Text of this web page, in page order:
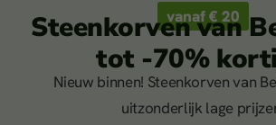
Tuinomheining
vanaf € 20
Steenkorven van
tot -70%
Nieuw binnen! Steenkorven van
uitzonderlijk lage